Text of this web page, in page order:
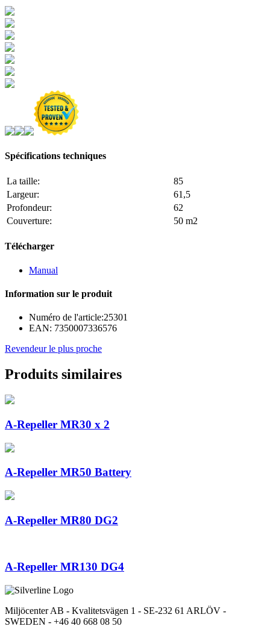
Spécifications techniques
La taille:
85
Largeur:
61,5
Profondeur:
62
Couverture:
50 m2
Télécharger
Manual
Information sur le produit
Numéro de l'article:25301
EAN: 7350007336576
Revendeur le plus proche
Produits similaires
A-Repeller MR30 x 2
A-Repeller MR50 Battery
A-Repeller MR80 DG2
A-Repeller MR130 DG4
Miljöcenter AB - Kvalitetsvägen 1 - SE-232 61 ARLÖV -
SWEDEN - +46 40 668 08 50